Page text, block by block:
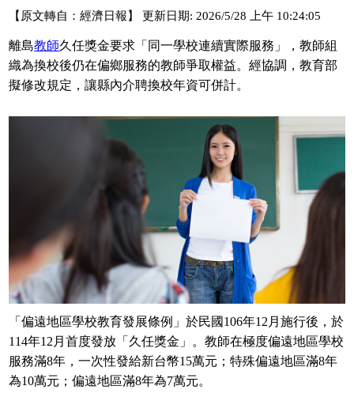
【原文轉自：經濟日報】 更新日期: 2026/5/28 上午 10:24:05
離島教師久任獎金要求「同一學校連續實際服務」，教師組
織為換校後仍在偏鄉服務的教師爭取權益。經協調，教育部
擬修改規定，讓縣內介聘換校年資可併計。
「偏遠地區學校教育發展條例」於民國106年12月施行後，於
114年12月首度發放「久任獎金」。教師在極度偏遠地區學校
服務滿8年，一次性發給新台幣15萬元；特殊偏遠地區滿8年
為10萬元；偏遠地區滿8年為7萬元。